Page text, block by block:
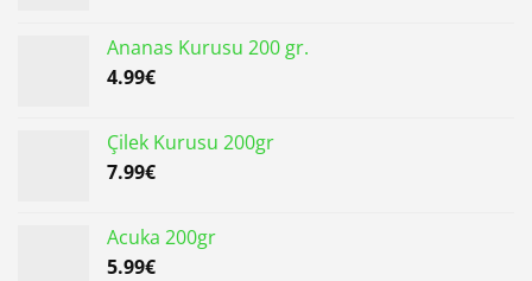
Ananas Kurusu 200 gr.
4.99€
Çilek Kurusu 200gr
7.99€
Acuka 200gr
5.99€